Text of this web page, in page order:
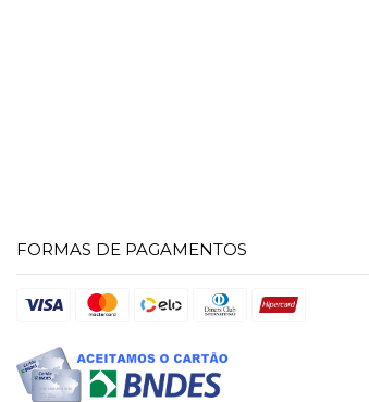
FORMAS DE PAGAMENTOS